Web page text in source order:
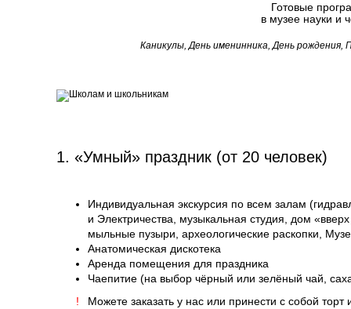
Готовые
в музее науки и
Каникулы, День именинника, День
1. «Умный» праздник (от 20 человек)
Индивидуальная экскурсия по всем залам
и Электричества, музыкальная студия, дом
мыльные пузыри, археологические раскопки,
Анатомическая дискотека
Аренда помещения для праздника
Чаепитие (на выбор чёрный или зелёный чай,
Можете заказать у нас или принести с собой торт